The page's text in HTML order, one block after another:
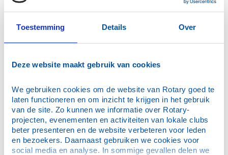
Toestemming Details Over
Deze website maakt gebruik van cookies
We gebruiken cookies om de website van Rotary goed te
laten functioneren en om inzicht te krijgen in het gebruik
van de site. Zo kunnen we informatie over Rotary-
projecten, evenementen en activiteiten van lokale clubs
beter presenteren en de website verbeteren voor leden
en bezoekers. Daarnaast gebruiken we cookies voor
social media en analyse. In sommige gevallen delen we
1 juni 2016: Club bezoekt nieuw onderkomen
arbeidsmigranten
16 april 2016: Club wint puzzelrit
30 maart 2016: Rotaryclub Noordwijk e.o. bezoekt LUMC
23 maart 2016 : Installatie Jan Rijpstra
16 maart 2016: Club wordt bijgepraat over duinkonijnen
24 februari 2016: Satellieten !!
3 februari 2016: Gouverneur op bezoek